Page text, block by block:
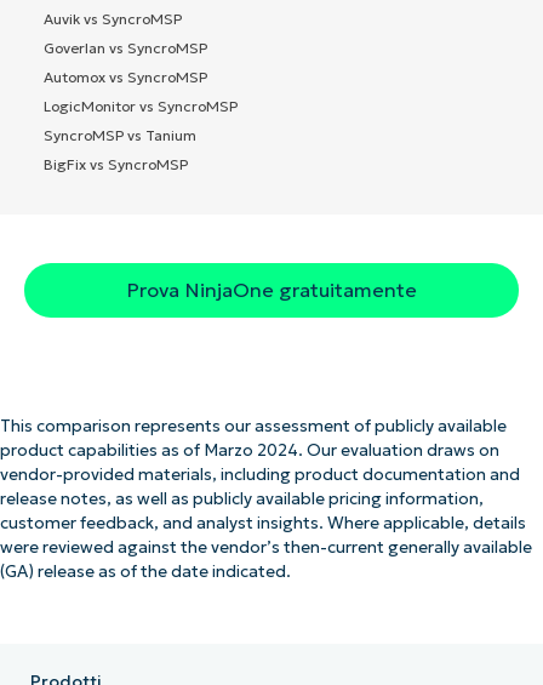
Auvik vs SyncroMSP
Goverlan vs SyncroMSP
Automox vs SyncroMSP
LogicMonitor vs SyncroMSP
SyncroMSP vs Tanium
BigFix vs SyncroMSP
Prova NinjaOne gratuitamente
This comparison represents our assessment of publicly available
product capabilities as of Marzo 2024. Our evaluation draws on
vendor-provided materials, including product documentation and
release notes, as well as publicly available pricing information,
customer feedback, and analyst insights. Where applicable, details
were reviewed against the vendor’s then-current generally available
(GA) release as of the date indicated.